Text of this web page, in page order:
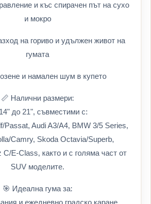
и къс спирачен път на сухо
и мокро
на гориво и удължен живот на
гумата
и намален шум в купето
📏 Налични размери:
до 21", съвместими с:
Passat, Audi A3/A4, BMW 3/5 Series,
Camry, Skoda Octavia/Superb,
E-Class, както и с голяма част от
SUV моделите.
🎯 Идеална гума за:
и ежедневно градско каране